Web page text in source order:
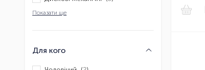
Показати ще
Для кого